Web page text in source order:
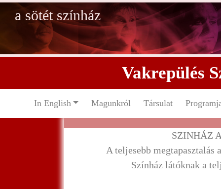
a sötét színház
Vakrepülés
In English Magunkról Társulat
SZINHÁZ
A teljesebb
Színház látóknak a